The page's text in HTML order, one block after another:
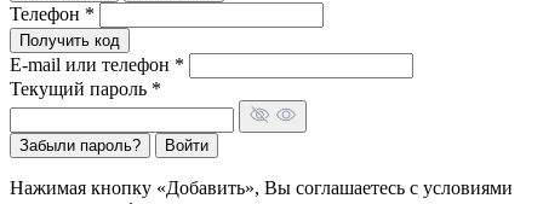
Телефон *
Получить код
E-mail или телефон *
Текущий пароль *
Забыли пароль? Войти
Нажимая кнопку «Добавить», Вы соглашаетесь c условиями